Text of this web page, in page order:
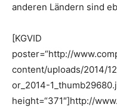
anderen Ländern sind
[KGVID
poster=“http://
content/uploads/2014/
or_2014-
height=“371″]http://